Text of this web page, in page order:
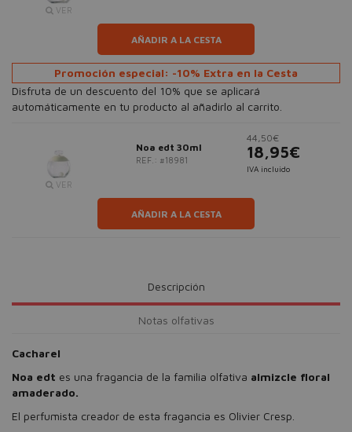
VER
AÑADIR A LA CESTA
Promoción especial: -10% Extra en la Cesta
Disfruta de un descuento del 10% que se aplicará
automáticamente en tu producto al añadirlo al carrito.
VER
Noa edt 30ml
REF.: #18981
44,50€
18,95€
IVA incluido
AÑADIR A LA CESTA
Descripción
Notas olfativas
Cacharel
Noa edt es una fragancia de la familia olfativa almizcle floral
amaderado.
El perfumista creador de esta fragancia es Olivier Cresp.